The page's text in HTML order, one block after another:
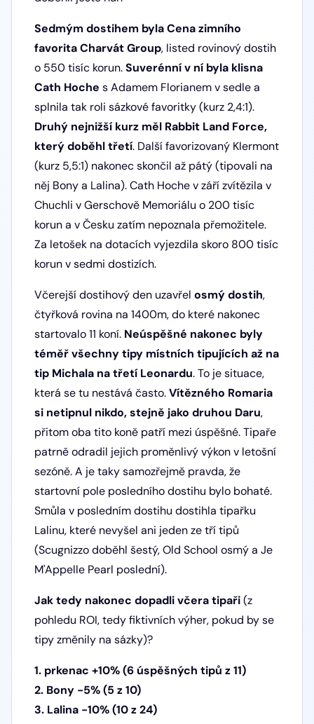
Sedmým dostihem byla Cena zimního
favorita Charvát Group, listed rovinový dostih
o 550 tisíc korun.Suverénní v ní byla klisna
Cath Hoche s Adamem Florianem v sedle a
splnila tak roli sázkové favoritky (kurz 2,4:1).
Druhý nejnižší kurz měl Rabbit Land Force,
který doběhl třetí. Další favorizovaný Klermont
(kurz 5,5:1) nakonec skončil až pátý (tipovali na
něj Bony a Lalina). Cath Hoche v září zvítězila v
Chuchli v Gerschově Memoriálu o 200 tisíc
korun a v Česku zatím nepoznala přemožitele.
Za letošek na dotacích vyjezdila skoro 800 tisíc
korun v sedmi dostizích.
Včerejší dostihový den uzavřel osmý dostih,
čtyřková rovina na 1400m, do které nakonec
startovalo 11 koní. Neúspěšné nakonec byly
téměř všechny tipy místních tipujících až na
tip Michala na třetí Leonardu. To je situace,
která se tu nestává často.Vítězného Romaria
si netipnul nikdo, stejně jako druhou Daru,
přitom oba tito koně patří mezi úspěšné. Tipaře
patrně odradil jejich proměnlivý výkon v letošní
sezóně. A je taky samozřejmě pravda, že
startovní pole posledního dostihu bylo bohaté.
Smůla v posledním dostihu dostihla tipařku
Lalinu, které nevyšel ani jeden ze tří tipů
(Scugnizzo doběhl šestý, Old School osmý a Je
M'Appelle Pearl poslední).
Jak tedy nakonec dopadli včera tipaři(z
pohledu ROI, tedy fiktivních výher, pokud by se
tipy změnily na sázky)?
1. prkenac +10% (6 úspěšných tipů z 11)
2. Bony -5% (5 z 10)
3. Lalina -10% (10 z 24)